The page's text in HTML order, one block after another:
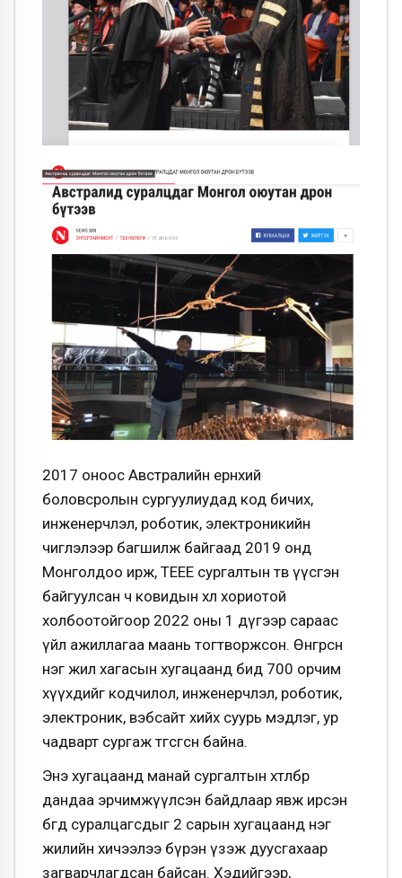
2017 оноос Австралийн ерөнхий
боловсролын сургуулиудад код бичих,
инженерчлэл, роботик, электроникийн
чиглэлээр багшилж байгаад 2019 онд
Монголдоо ирж, ТЕЕЕ сургалтын төвөө үүсгэн
байгуулсан ч ковидын хөл хориотой
холбоотойгоор 2022 оны 1 дүгээр сараас
үйл ажиллагаа маань тогтворжсон. Өнгөрсөн
нэг жил хагасын хугацаанд бид 700 орчим
хүүхдийг кодчилол, инженерчлэл, роботик,
электроник, вэбсайт хийх суурь мэдлэг, ур
чадварт сургаж төгсгөсөн байна.
Энэ хугацаанд манай сургалтын хөтөлбөр
дандаа эрчимжүүлсэн байдлаар явж ирсэн
бөгөөд суралцагсдыг 2 сарын хугацаанд нэг
жилийн хичээлээ бүрэн үзэж дуусгахаар
загварчлагдсан байсан. Хэдийгээр,